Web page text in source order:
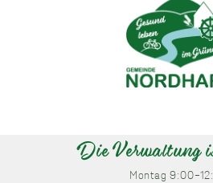
Die Verwaltung
Montag 9:00-